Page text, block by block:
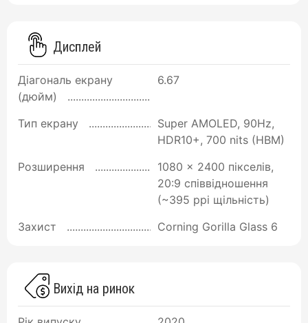
Дисплей
Діагональ екрану
(дюйм)
6.67
Тип екрану
Super AMOLED, 90Hz,
HDR10+, 700 nits (HBM)
Розширення
1080 x 2400 пікселів,
20:9 співвідношення
(~395 ppi щільність)
Захист
Corning Gorilla Glass 6
Вихід на ринок